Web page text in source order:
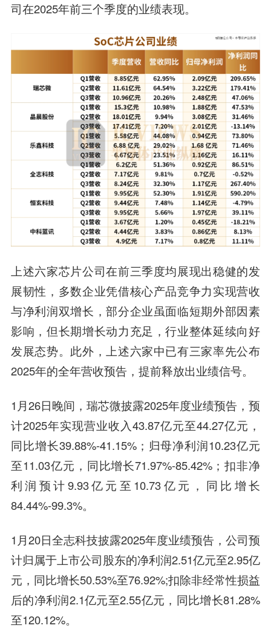
司在2025年前三个季度的业绩表现。
上述六家芯片公司在前三季度均展现出稳健的发
展韧性，多数企业凭借核心产品竞争力实现营收
与净利润双增长，部分企业虽面临短期外部因素
影响，但长期增长动力充足，行业整体延续向好
发展态势。此外，上述六家中已有三家率先公布
2025年的全年营收预告，提前释放出业绩信号。
1月26日晚间， 瑞芯微披露2025年度业绩预告，预
计2025年实现营业收入43.87亿元至44.27亿元，
同比增长39.88%-41.15%；归母净利润10.23亿元
至11.03亿元，同比增长71.97%-85.42%；扣非净
利润预计9.93亿元至10.73亿元，同比增长
84.44%-99.3%。
1月20日全志科技披露2025年度业绩预告，公司预
计归属于上市公司股东的净利润2.51亿元至2.95亿
元，同比增长50.53%至76.92%;扣除非经常性损益
后的净利润2.1亿元至2.55亿元，同比增长81.28%
至120.12%。